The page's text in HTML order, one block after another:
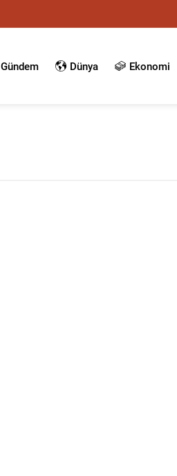
Gündem Dünya Ekonomi